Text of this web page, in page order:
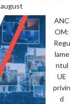
august
ANC
OM:
Regu
lame
ntul
UE
privin
d